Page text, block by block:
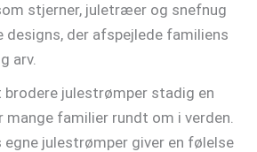
stjerner, juletræer og snefnug
designs, der afspejlede familiens
arv.
brodere julestrømper stadig en
familier rundt om i verden.
egne julestrømper giver en følelse